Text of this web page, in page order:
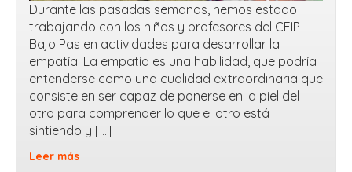
Durante las pasadas semanas, hemos estado
trabajando con los niños y profesores del CEIP
Bajo Pas en actividades para desarrollar la
empatía. La empatía es una habilidad, que podría
entenderse como una cualidad extraordinaria que
consiste en ser capaz de ponerse en la piel del
otro para comprender lo que el otro está
sintiendo y […]
Leer más